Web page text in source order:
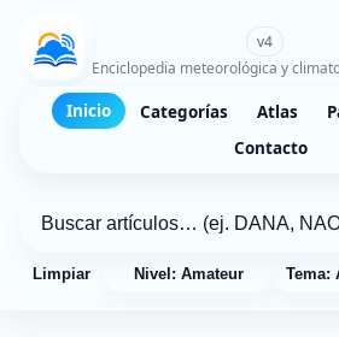
v4
Enciclopedia meteorológica y
Inicio Categorías Atlas
Contacto
Limpiar Nivel: Amateur Tema: